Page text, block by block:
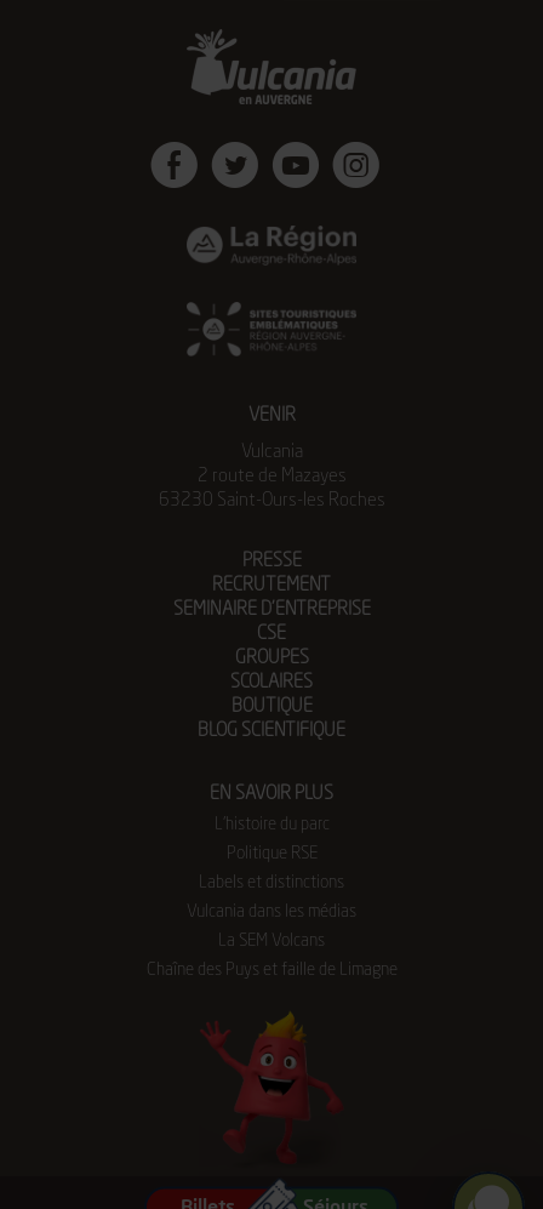
VENIR
Vulcania
2 route de Mazayes
63230 Saint-Ours-les Roches
PRESSE
RECRUTEMENT
SEMINAIRE D’ENTREPRISE
CSE
GROUPES
SCOLAIRES
BOUTIQUE
BLOG SCIENTIFIQUE
EN SAVOIR PLUS
L’histoire du parc
Politique RSE
Labels et distinctions
Vulcania dans les médias
La SEM Volcans
Chaîne des Puys et faille de Limagne
Gérer mes cookies